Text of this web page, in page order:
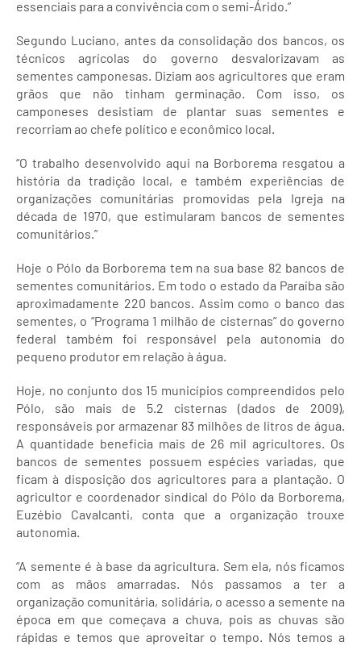
essenciais para a convivência com o semi-Árido.”
Segundo Luciano, antes da consolidação dos bancos, os
técnicos agrícolas do governo desvalorizavam as
sementes camponesas. Diziam aos agricultores que eram
grãos que não tinham germinação. Com isso, os
camponeses desistiam de plantar suas sementes e
recorriam ao chefe político e econômico local.
“O trabalho desenvolvido aqui na Borborema resgatou a
história da tradição local, e também experiências de
organizações comunitárias promovidas pela Igreja na
década de 1970, que estimularam bancos de sementes
comunitários.”
Hoje o Pólo da Borborema tem na sua base 82 bancos de
sementes comunitários. Em todo o estado da Paraíba são
aproximadamente 220 bancos. Assim como o banco das
sementes, o “Programa 1 milhão de cisternas” do governo
federal também foi responsável pela autonomia do
pequeno produtor em relação à água.
Hoje, no conjunto dos 15 municípios compreendidos pelo
Pólo, são mais de 5.2 cisternas (dados de 2009),
responsáveis por armazenar 83 milhões de litros de água.
A quantidade beneficia mais de 26 mil agricultores. Os
bancos de sementes possuem espécies variadas, que
ficam à disposição dos agricultores para a plantação. O
agricultor e coordenador sindical do Pólo da Borborema,
Euzébio Cavalcanti, conta que a organização trouxe
autonomia.
“A semente é à base da agricultura. Sem ela, nós ficamos
com as mãos amarradas. Nós passamos a ter a
organização comunitária, solidária, o acesso a semente na
época em que começava a chuva, pois as chuvas são
rápidas e temos que aproveitar o tempo. Nós temos a